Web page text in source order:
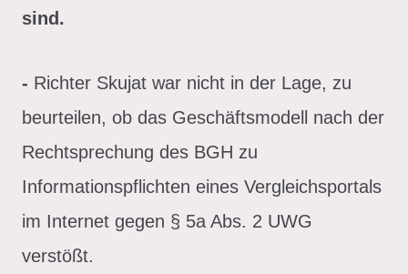
sind.
- Richter Skujat war nicht in der Lage, zu
beurteilen, ob das Geschäftsmodell nach der
Rechtsprechung des BGH zu
Informationspflichten eines Vergleichsportals
im Internet gegen § 5a Abs. 2 UWG
verstößt.